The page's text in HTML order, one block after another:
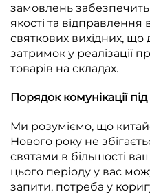
замовлень
якості та
святкових вихідних, що
затримок у реалізації
товарів на складах.
Порядок комунікації
Ми розуміємо, що
Нового року не
святами в більшості
цього періоду у вас
запити, потреба у